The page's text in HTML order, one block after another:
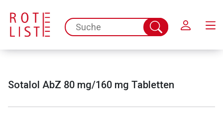
spc.search.input.placeholder
Suche
abschicken
Sotalol AbZ 80 mg/160 mg Tabletten